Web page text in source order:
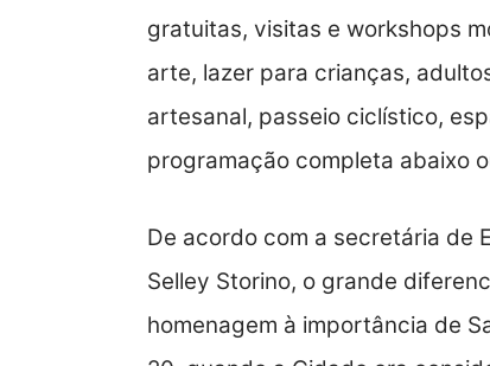
gratuitas, visitas e workshops
arte, lazer para crianças,
artesanal, passeio ciclístico,
programação completa abaixo
De acordo com a secretária de
Selley Storino, o grande
homenagem à importância de